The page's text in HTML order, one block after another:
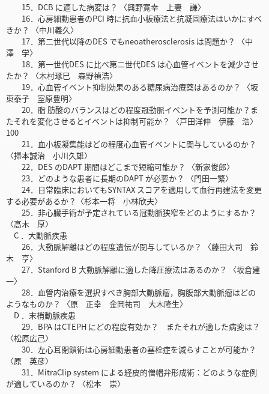
15．DCB に適した病変は？ 〈興野寛幸 上妻 謙〉
16．心房細動患者のPCI 時に抗血小板療法と抗凝固療法はいかにすべ
きか？ 〈中川義久〉
17．第二世代以降のDES でもneoatherosclerosis は問題か？ 〈中
澤 学〉
18．第一世代DES に比べ第二世代DES は心血管イベントを減少させ
たか？ 〈木村琢巳 森野禎浩〉
19．心血管イベント抑制効果のある糖尿病治療薬はあるのか？ 〈坂
東泰子 室原豊明〉
20．脂 肪酸のバランスはどの程度冠動脈イベントを予測可能か？ま
たそれを変化させるとイベントは抑制可能か？ 〈戸田洋伸 伊藤 浩〉
100
21．血小板凝集能はどの程度心血管イベントに関与しているのか？
〈掃本誠治 小川久雄〉
22．DES のDAPT 期間はどこまで短縮可能か？ 〈新家俊郎〉
23．どのような患者に長期のDAPT が必要か？ 〈門田一繁〉
24．日常臨床においてもSYNTAX スコアを適用して血行再建法を変更
する必要があるか？〈杉本一将 小林欣夫〉
25．非心臓手術が予定されている冠動脈狭窄をどのようにするか？
〈高木 厚〉
C ．大動脈疾患
26．大動脈解離はどの程度遺伝が関与しているか？ 〈藤田大司 鈴
木 亨〉
27．Stanford B 大動脈解離に適した降圧療法はあるのか？ 〈坂倉建
一〉
28．血管内治療を選択すべき胸部大動脈瘤，胸腹部大動脈瘤はどの
ようなものか？ 〈原 正幸 金岡祐司 大木隆生〉
D ．末梢動脈疾患
29．BPA はCTEPH にどの程度有効か？ またそれが適した病変は？
〈松原広己〉
30．左心耳閉鎖術は心房細動患者の塞栓症を減らすことが可能か？
〈原 英彦〉
31．MitraClip system による経皮的僧帽弁形成術：どのような症例
が適しているのか？ 〈松本 崇〉